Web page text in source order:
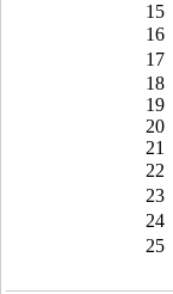
15
16
17
18
19
20
21
22
23
24
25